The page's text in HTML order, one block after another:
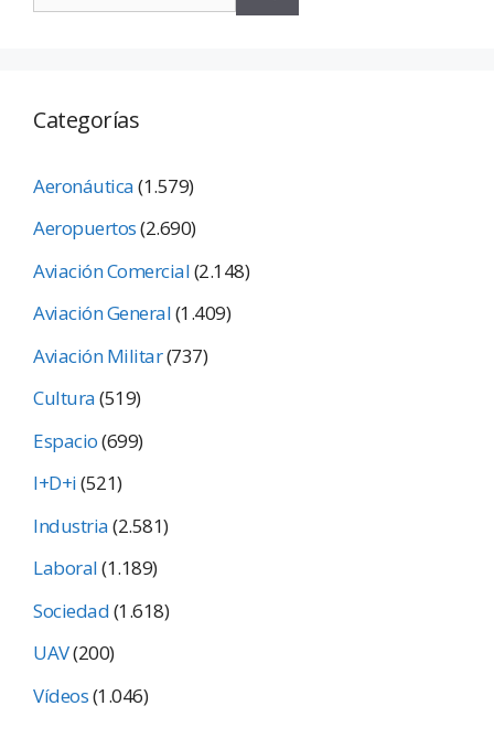
Categorías
Aeronáutica(1.579)
Aeropuertos(2.690)
Aviación Comercial(2.148)
Aviación General(1.409)
Aviación Militar(737)
Cultura(519)
Espacio(699)
I+D+i(521)
Industria(2.581)
Laboral(1.189)
Sociedad(1.618)
UAV(200)
Vídeos(1.046)